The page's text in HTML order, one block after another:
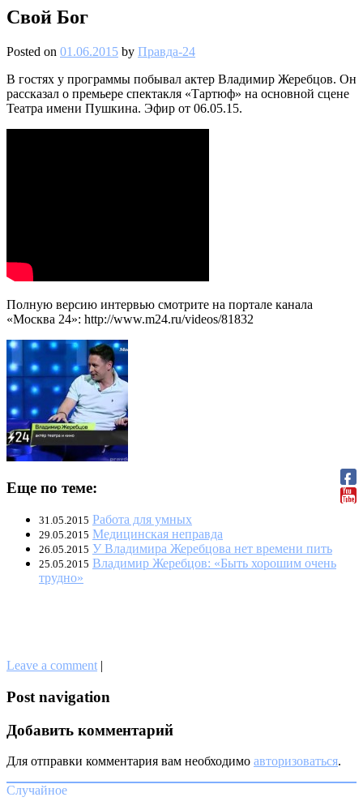
Свой Бог
Posted on 01.06.2015 by Правда-24
В гостях у программы побывал актер Владимир Жеребцов. Он
рассказал о премьере спектакля «Тартюф» на основной сцене
Театра имени Пушкина. Эфир от 06.05.15.
Полную версию интервью смотрите на портале канала
«Москва 24»: http://www.m24.ru/videos/81832
Еще по теме:
31.05.2015 Работа для умных
29.05.2015 Медицинская неправда
26.05.2015 У Владимира Жеребцова нет времени пить
25.05.2015 Владимир Жеребцов: «Быть хорошим очень
трудно»
Leave a comment |
Post navigation
Добавить комментарий
Для отправки комментария вам необходимо авторизоваться.
Случайное